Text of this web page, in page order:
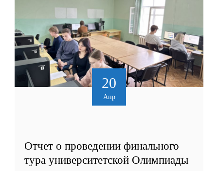
20
Апр
Отчет о проведении финального
тура университетской Олимпиады